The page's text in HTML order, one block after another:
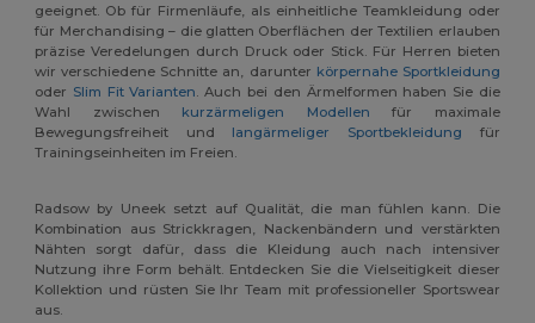
geeignet. Ob für Firmenläufe, als einheitliche Teamkleidung oder
für Merchandising – die glatten Oberflächen der Textilien erlauben
präzise Veredelungen durch Druck oder Stick. Für Herren bieten
wir verschiedene Schnitte an, darunter körpernahe Sportkleidung
oder Slim Fit Varianten . Auch bei den Ärmelformen haben Sie die
Wahl zwischen kurzärmeligen Modellen für maximale
Bewegungsfreiheit und langärmeliger Sportbekleidung für
Trainingseinheiten im Freien.
Radsow by Uneek setzt auf Qualität, die man fühlen kann. Die
Kombination aus Strickkragen, Nackenbändern und verstärkten
Nähten sorgt dafür, dass die Kleidung auch nach intensiver
Nutzung ihre Form behält. Entdecken Sie die Vielseitigkeit dieser
Kollektion und rüsten Sie Ihr Team mit professioneller Sportswear
aus.